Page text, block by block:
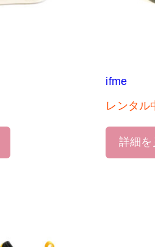
ifme
レンタル
詳細を